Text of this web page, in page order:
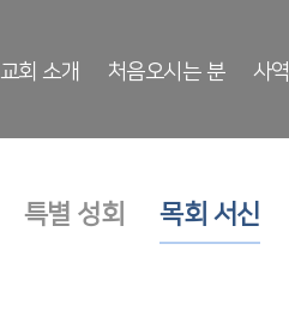
교회 소개 처음오시는 분 사역
특별 성회 목회 서신